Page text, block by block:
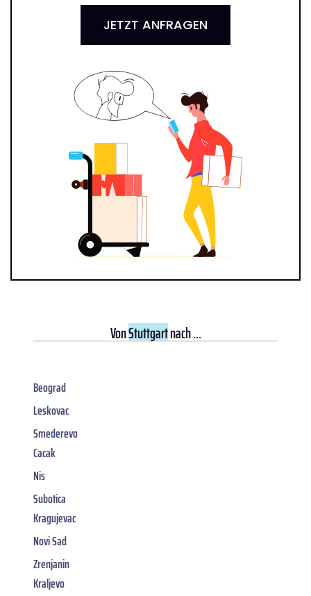
JETZT ANFRAGEN
VonStuttgartnach ...
Beograd
Leskovac
Smederevo
Cacak
Nis
Subotica
Kragujevac
Novi Sad
Zrenjanin
Kraljevo